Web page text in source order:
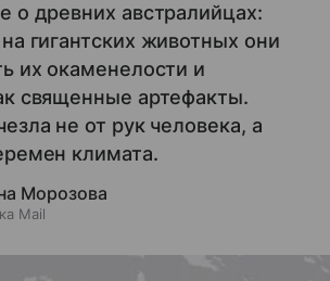
о древних австралийцах:
гигантских животных они
их окаменелости и
священные артефакты.
не от рук человека, а
климата.
Морозова
Mail